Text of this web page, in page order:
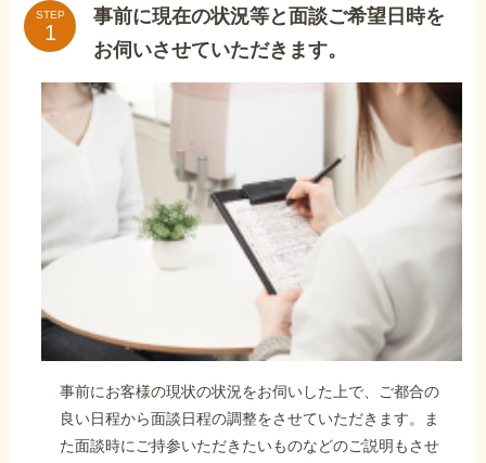
STEP
事前に現在の状況等と面談ご希望日時を
お伺いさせていただきます。
事前にお客様の現状の状況をお伺いした上で、ご都合の
良い日程から面談日程の調整をさせていただきます。ま
た面談時にご持参いただきたいものなどのご説明もさせ